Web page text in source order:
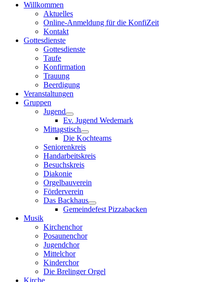
Willkommen
Aktuelles
Online-Anmeldung für die KonfiZeit
Kontakt
Gottesdienste
Gottesdienste
Taufe
Konfirmation
Trauung
Beerdigung
Veranstaltungen
Gruppen
Jugend
Ev. Jugend Wedemark
Mittagstisch
Die Kochteams
Seniorenkreis
Handarbeitskreis
Besuchskreis
Diakonie
Orgelbauverein
Förderverein
Das Backhaus
Gemeindefest Pizzabacken
Musik
Kirchenchor
Posaunenchor
Jugendchor
Mittelchor
Kinderchor
Die Brelinger Orgel
Kirche